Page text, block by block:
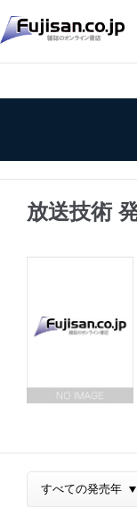
放送技術